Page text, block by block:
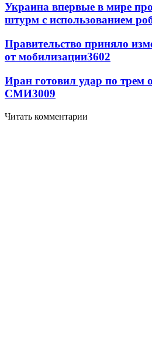
Украина впервые в мире
штурм с использованием
Правительство приняло
от мобилизации3602
Иран готовил удар по трем
СМИ3009
Читать комментарии